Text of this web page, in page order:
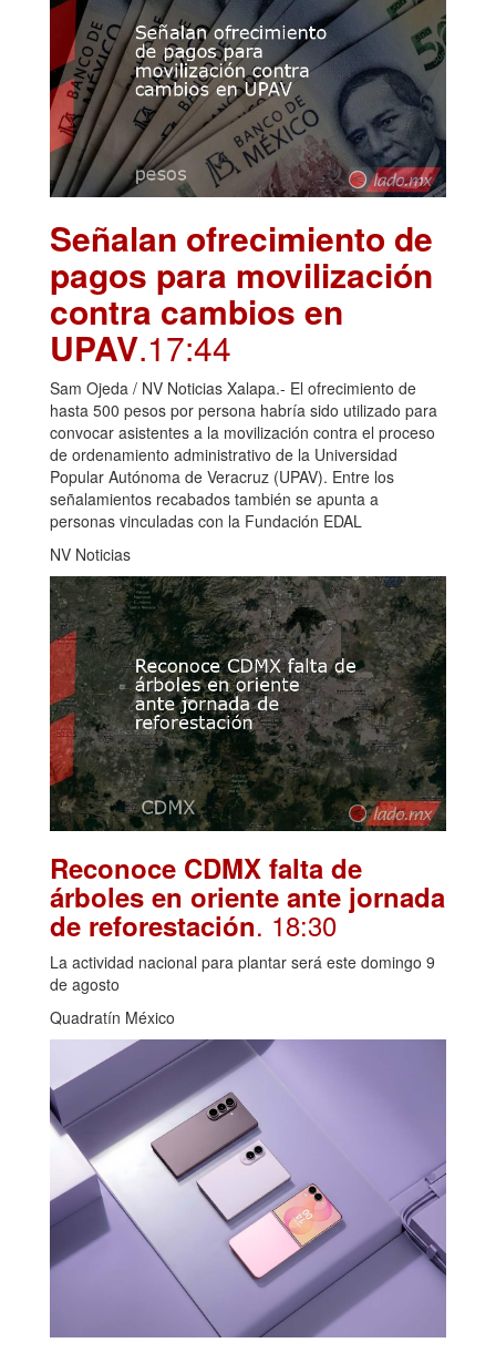
Señalan ofrecimiento de
pagos para movilización
contra cambios en
UPAV.17:44
Sam Ojeda / NV Noticias Xalapa.- El ofrecimiento de
hasta 500 pesos por persona habría sido utilizado para
convocar asistentes a la movilización contra el proceso
de ordenamiento administrativo de la Universidad
Popular Autónoma de Veracruz (UPAV). Entre los
señalamientos recabados también se apunta a
personas vinculadas con la Fundación EDAL
NV Noticias
Reconoce CDMX falta de
árboles en oriente ante jornada
de reforestación. 18:30
La actividad nacional para plantar será este domingo 9
de agosto
Quadratín México